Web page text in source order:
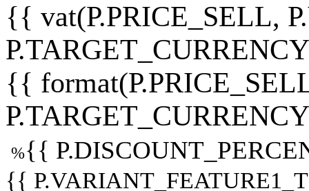
{{ vat(P.PRICE_SELL,
{{
%{{
{{